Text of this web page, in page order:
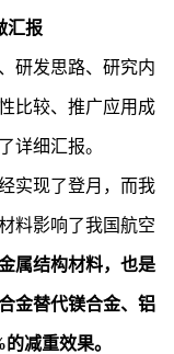
汇报
研发思路、研究内
比较、推广应用成
详细汇报。
实现了登月，而我
料影响了我国航空
属结构材料，也是
金替代镁合金、铝
减重效果。